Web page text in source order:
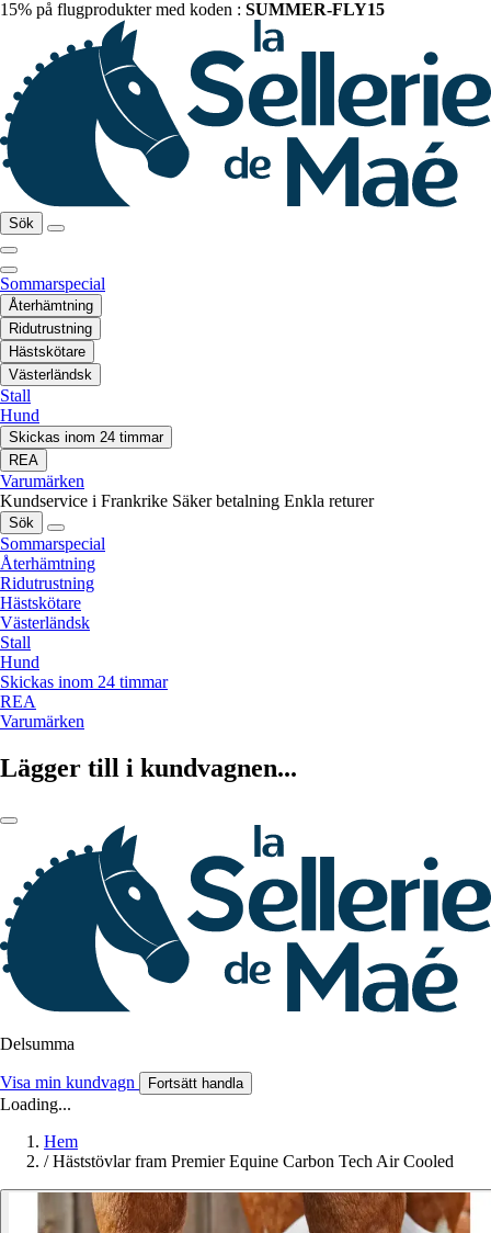
15% på flugprodukter med koden : SUMMER-FLY15
Sök
Sommarspecial
Återhämtning
Ridutrustning
Hästskötare
Västerländsk
Stall
Hund
Skickas inom 24 timmar
REA
Varumärken
Kundservice i Frankrike Säker betalning Enkla returer
Sök
Sommarspecial
Återhämtning
Ridutrustning
Hästskötare
Västerländsk
Stall
Hund
Skickas inom 24 timmar
REA
Varumärken
Lägger till i kundvagnen...
Delsumma
Visa min kundvagn Fortsätt handla
Loading...
Hem
/ Häststövlar fram Premier Equine Carbon Tech Air Cooled